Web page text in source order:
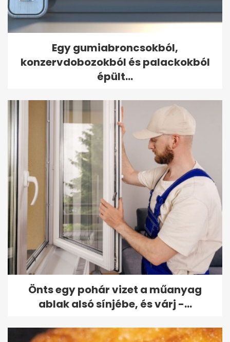
Egy gumiabroncsokból,
konzervdobozokból és palackokból
épült...
Önts egy pohár vizet a műanyag
ablak alsó sínjébe, és várj -...